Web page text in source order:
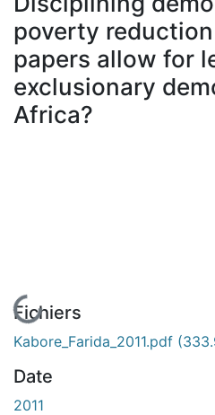
poverty
papers allow for
exclusionary
Africa?
En cours de chargement...
Fichiers
Kabore_Farida_2011.pdf
Date
2011